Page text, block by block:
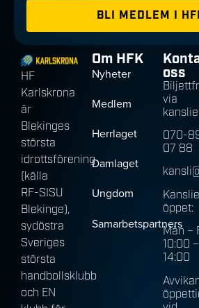
BLI MEDLEM I
HF
Karlskrona
är
Blekinges
största
idrottsförening
(källa
RF-SISU
Blekinge),
sydöstra
Sveriges
största
handbollsklubb
och EN
Om HFK
Nyheter
Medlem
Herrlaget
Damlaget
Ungdom
Samarbetspartners
oss
via
070-
07 88
öppet:
Mån –
10:00 –
14:00